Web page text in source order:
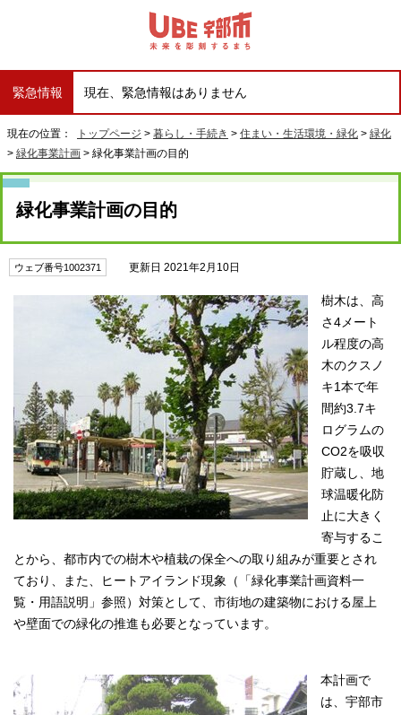
緊急情報 現在、緊急情報はありません
現在の位置： トップページ > 暮らし・手続き > 住まい・生活環境・緑化 > 緑化
> 緑化事業計画 > 緑化事業計画の目的
緑化事業計画の目的
ウェブ番号1002371 更新日 2021年2月10日
樹木は、高
さ4メート
ル程度の高
木のクスノ
キ1本で年
間約3.7キ
ログラムの
CO2を吸収
貯蔵し、地
球温暖化防
止に大きく
寄与するこ
とから、都市内での樹木や植栽の保全への取り組みが重要とされ
ており、また、ヒートアイランド現象（「緑化事業計画資料一
覧・用語説明」参照）対策として、市街地の建築物における屋上
や壁面での緑化の推進も必要となっています。
本計画で
は、宇部市